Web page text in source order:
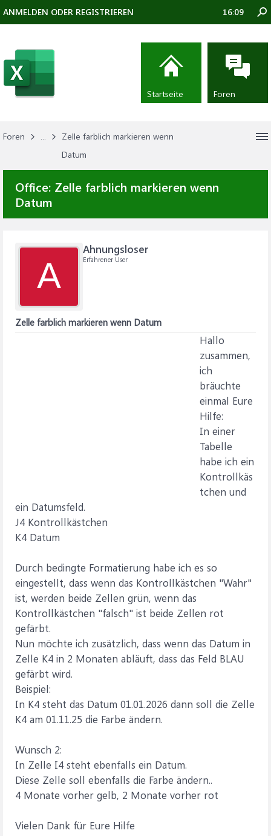
Foren ...
Zelle farblich markieren wenn
Datum
Office: Zelle farblich markieren wenn
Datum
A
Ahnungsloser
Erfahrener User
Zelle farblich markieren wenn Datum
Hallo
zusammen,
ich
bräuchte
einmal Eure
Hilfe:
In einer
Tabelle
habe ich ein
Kontrollkäs
tchen und
ein Datumsfeld.
J4 Kontrollkästchen
K4 Datum
Durch bedingte Formatierung habe ich es so
eingestellt, dass wenn das Kontrollkästchen "Wahr"
ist, werden beide Zellen grün, wenn das
Kontrollkästchen "falsch" ist beide Zellen rot
gefärbt.
Nun möchte ich zusätzlich, dass wenn das Datum in
Zelle K4 in 2 Monaten abläuft, dass das Feld BLAU
gefärbt wird.
Beispiel:
In K4 steht das Datum 01.01.2026 dann soll die Zelle
K4 am 01.11.25 die Farbe ändern.
Wunsch 2:
In Zelle I4 steht ebenfalls ein Datum.
Diese Zelle soll ebenfalls die Farbe ändern..
4 Monate vorher gelb, 2 Monate vorher rot
Vielen Dank für Eure Hilfe
ANMELDEN ODER REGISTRIEREN 16:09
Startseite Foren